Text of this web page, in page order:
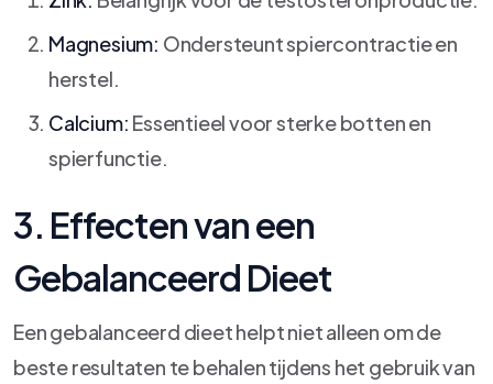
Magnesium: Ondersteunt spiercontractie en
herstel.
Calcium: Essentieel voor sterke botten en
spierfunctie.
3. Effecten van een
Gebalanceerd Dieet
Een gebalanceerd dieet helpt niet alleen om de
beste resultaten te behalen tijdens het gebruik van